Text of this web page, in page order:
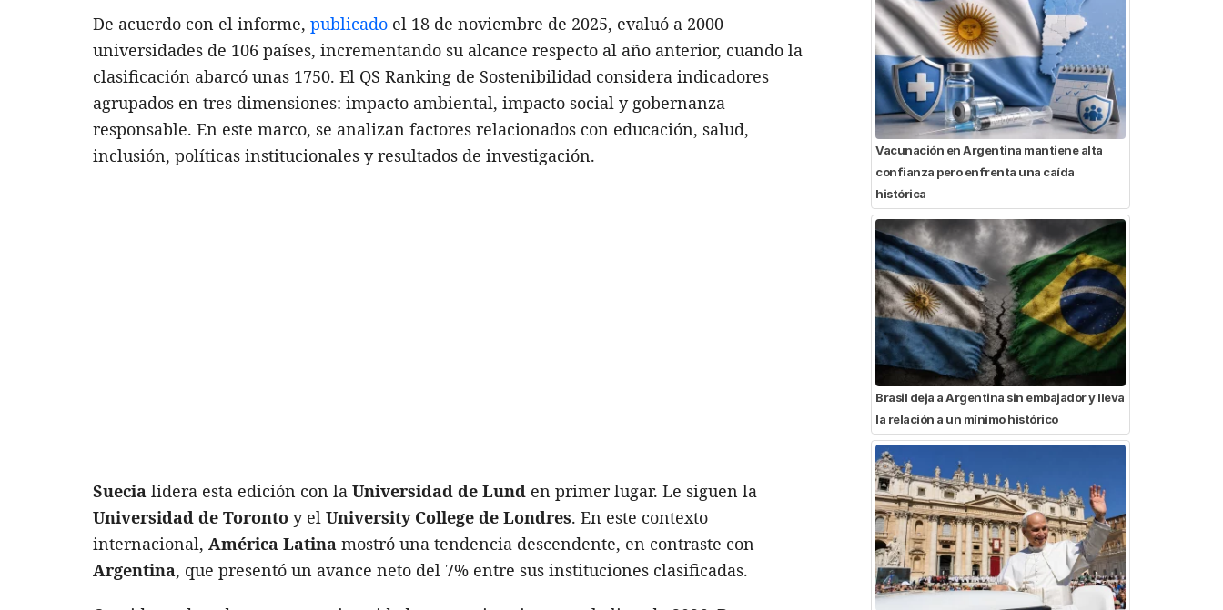
De acuerdo con el informe, publicado el 18 de noviembre de 2025, evaluó a 2000
universidades de 106 países, incrementando su alcance respecto al año anterior, cuando la
clasificación abarcó unas 1750. El QS Ranking de Sostenibilidad considera indicadores
agrupados en tres dimensiones: impacto ambiental, impacto social y gobernanza
responsable. En este marco, se analizan factores relacionados con educación, salud,
inclusión, políticas institucionales y resultados de investigación.
Suecia lidera esta edición con la Universidad de Lund en primer lugar. Le siguen la
Universidad de Toronto y el University College de Londres. En este contexto
internacional, América Latina mostró una tendencia descendente, en contraste con
Argentina, que presentó un avance neto del 7% entre sus instituciones clasificadas.
Vacunación en Argentina mantiene alta
confianza pero enfrenta una caída
histórica
Brasil deja a Argentina sin embajador y lleva
la relación a un mínimo histórico